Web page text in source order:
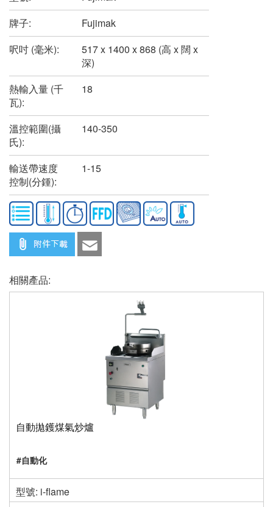
牌子:
Fujimak
呎吋 (毫米):
517 x 1400 x 868 (高 x 闊 x
深)
熱輸入量 (千
瓦):
18
溫控範圍(攝
氏):
140-350
輸送帶速度
控制(分鍾):
1-15
相關產品:
自動拋鑊煤氣炒爐
#自動化
型號: i-flame